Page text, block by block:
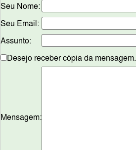
Seu Nome:
Seu Email:
Assunto:
Desejo receber cópia da mensagem.
Mensagem: